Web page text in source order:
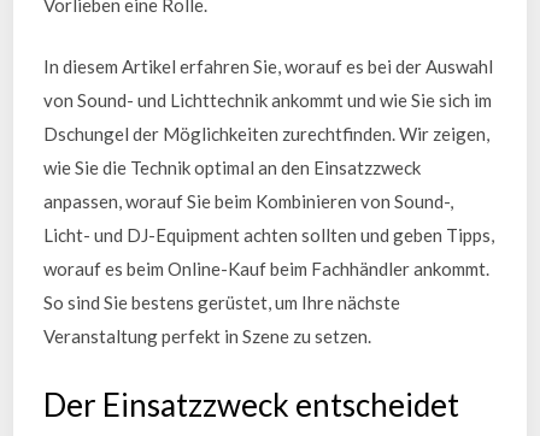
Vorlieben eine Rolle.
In diesem Artikel erfahren Sie, worauf es bei der Auswahl
von Sound- und Lichttechnik ankommt und wie Sie sich im
Dschungel der Möglichkeiten zurechtfinden. Wir zeigen,
wie Sie die Technik optimal an den Einsatzzweck
anpassen, worauf Sie beim Kombinieren von Sound-,
Licht- und DJ-Equipment achten sollten und geben Tipps,
worauf es beim Online-Kauf beim Fachhändler ankommt.
So sind Sie bestens gerüstet, um Ihre nächste
Veranstaltung perfekt in Szene zu setzen.
Der Einsatzzweck entscheidet